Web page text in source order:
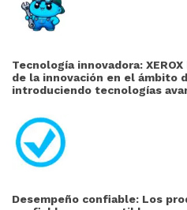
Tecnología innovadora:
de la innovación en el ámbito
introduciendo tecnologías
Desempeño confiable: Los